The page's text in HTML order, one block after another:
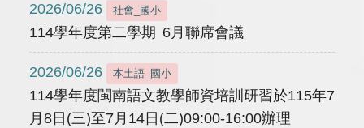
2026/06/26 社會_國小
114學年度第二學期 6月聯席會議
2026/06/26 本土語_國小
114學年度閩南語文教學師資培訓研習於115年7
月8日(三)至7月14日(二)09:00-16:00辦理